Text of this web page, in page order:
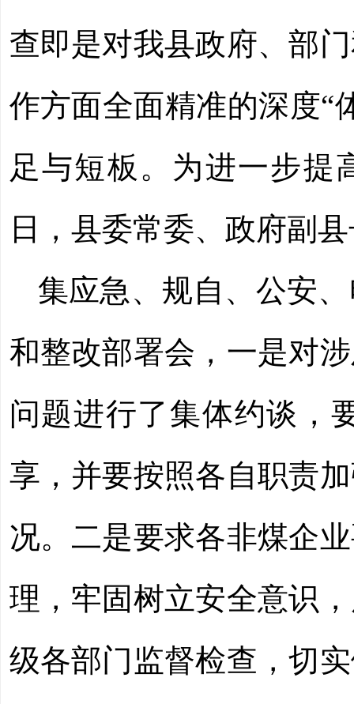
查即是对我县政府、部
作方面全面精准的深度“
足与短板。为进一步提
日， 县委常委、 政府副
集应急、规自、公安
和整改部署会， 一是对
问题进行了集体约谈，
享，并要按照各自职责
况。 二是要求各非煤企
理， 牢固树立安全意识
级各部门监督检查，切